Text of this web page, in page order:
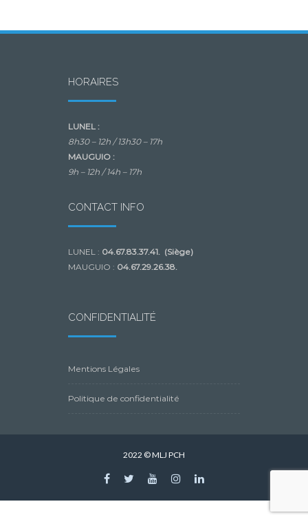
HORAIRES
LUNEL :
8h30 – 12h /13h30 – 17h
MAUGUIO :
9h – 12h /14h – 17h
CONTACT INFO
LUNEL : 04.67.83.37.41. (Siège)
MAUGUIO : 04.67.29.26.38.
CONFIDENTIALITÉ
Mentions Légales
Politique de confidentialité
2022 © MLJ PCH